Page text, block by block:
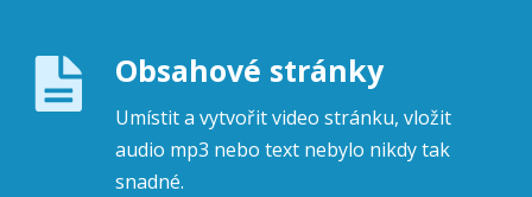
Obsahové stránky
Umístit a vytvořit video stránku, vložit
audio mp3 nebo text nebylo nikdy tak
snadné.